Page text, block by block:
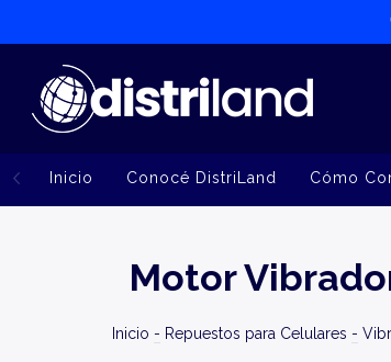
Inicio Conocé DistriLand Cómo
Motor
Inicio - Repuestos para Celulares -